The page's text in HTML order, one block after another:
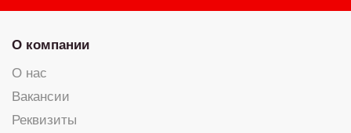
О компании
О нас
Вакансии
Реквизиты